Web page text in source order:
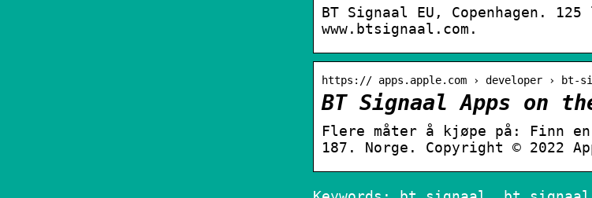
BT Signaal EU, Copenhagen.
www.btsignaal.com.
https:// apps.apple.com › developer › bt-
BT Signaal Apps on
Flere måter å kjøpe på: Finn
187. Norge. Copyright © 2022